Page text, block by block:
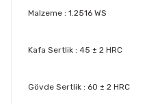
Malzeme : 1.2516 WS
Kafa Sertlik : 45 ± 2 HRC
Gövde Sertlik : 60 ± 2 HRC